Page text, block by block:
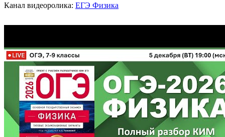
Канал видеоролика: ЕГЭ Физика